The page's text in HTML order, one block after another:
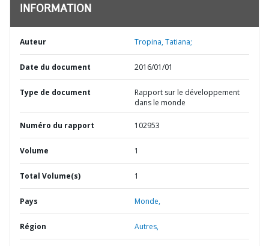
INFORMATION
Auteur Tropina, Tatiana;
Date du document 2016/01/01
Type de document
Rapport sur le développement
dans le monde
Numéro du rapport 102953
Volume 1
Total Volume(s) 1
Pays Monde,
Région Autres,